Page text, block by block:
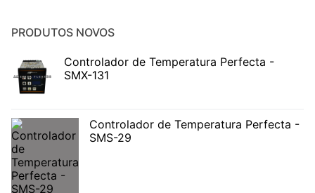
PRODUTOS NOVOS
Controlador de Temperatura Perfecta -
SMX-131
Controlador de Temperatura Perfecta -
SMS-29